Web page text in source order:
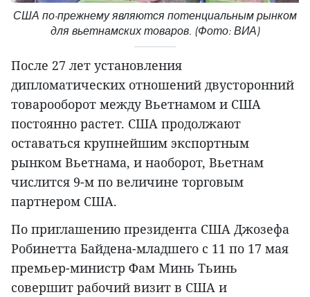
США по-прежнему являются потенциальным рынком
для вьетнамских товаров. (Фото: ВИА)
После 27 лет установления
дипломатических отношений двусторонний
товарооборот между Вьетнамом и США
постоянно растет. США продолжают
оставаться крупнейшим экспортным
рынком Вьетнама, и наоборот, Вьетнам
числится 9-м по величине торговым
партнером США.
По приглашению президента США Джозефа
Робинетта Байдена-младшего с 11 по 17 мая
премьер-министр Фам Минь Тьинь
совершит рабочий визит в США и